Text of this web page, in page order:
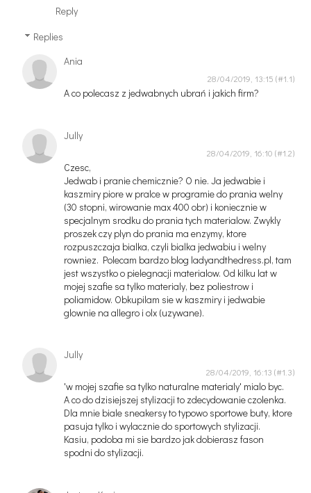
Reply
Replies
Ania
28/04/2019, 13:15
A co polecasz z jedwabnych ubrań i jakich firm?
Jully
28/04/2019, 16:10
Czesc,
Jedwab i pranie chemicznie? O nie. Ja jedwabie i
kaszmiry piore w pralce w programie do prania welny
(30 stopni, wirowanie max 400 obr) i koniecznie w
specjalnym srodku do prania tych materialow. Zwykly
proszek czy plyn do prania ma enzymy, ktore
rozpuszczaja bialka, czyli bialka jedwabiu i welny
rowniez. Polecam bardzo blog ladyandthedress.pl, tam
jest wszystko o pielegnacji materialow. Od kilku lat w
mojej szafie sa tylko materialy, bez poliestrow i
poliamidow. Obkupilam sie w kaszmiry i jedwabie
glownie na allegro i olx (uzywane).
Jully
28/04/2019, 16:13
'w mojej szafie sa tylko naturalne materialy' mialo byc.
A co do dzisiejszej stylizacji to zdecydowanie czolenka.
Dla mnie biale sneakersy to typowo sportowe buty, ktore
pasuja tylko i wylacznie do sportowych stylizacji.
Kasiu, podoba mi sie bardzo jak dobierasz fason
spodni do stylizacji.